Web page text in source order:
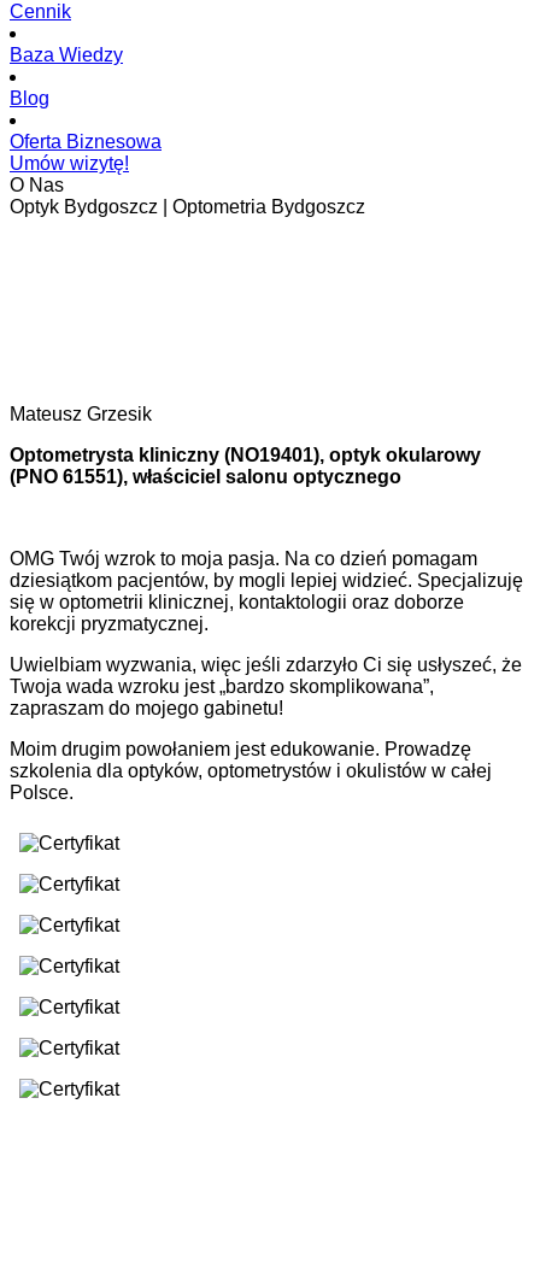
Cennik
Baza Wiedzy
Blog
Oferta Biznesowa
Umów wizytę!
O Nas
Optyk Bydgoszcz | Optometria Bydgoszcz
Mateusz Grzesik
Optometrysta kliniczny (NO19401), optyk okularowy
(PNO 61551), właściciel salonu optycznego
OMG Twój wzrok to moja pasja. Na co dzień pomagam
dziesiątkom pacjentów, by mogli lepiej widzieć. Specjalizuję
się w optometrii klinicznej, kontaktologii oraz doborze
korekcji pryzmatycznej.
Uwielbiam wyzwania, więc jeśli zdarzyło Ci się usłyszeć, że
Twoja wada wzroku jest „bardzo skomplikowana”,
zapraszam do mojego gabinetu!
Moim drugim powołaniem jest edukowanie. Prowadzę
szkolenia dla optyków, optometrystów i okulistów w całej
Polsce.